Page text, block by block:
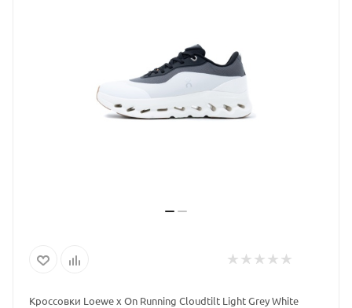
Кроссовки Loewe x On Running Cloudtilt Light Grey White